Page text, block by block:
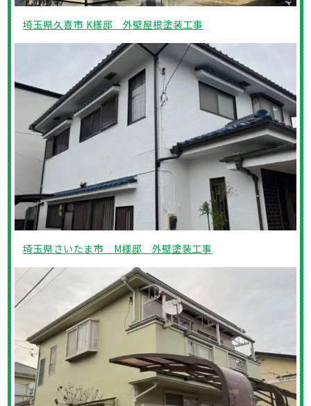
埼玉県久喜市 K様邸 外壁屋根塗装工事
埼玉県さいたま市 M様邸 外壁塗装工事